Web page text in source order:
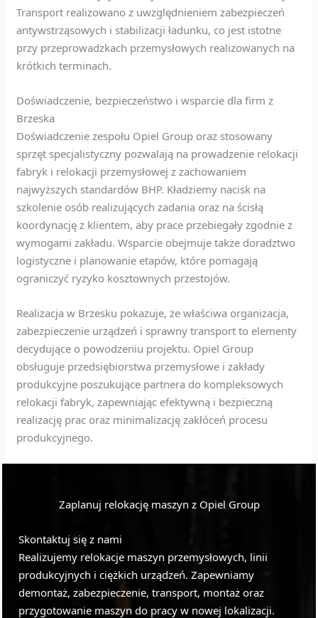
Transport realizowano z uwzględnieniem zabezpieczeń
antywstrząsowych i stabilizacji ładunku, co jest istotne
przy przeprowadzkach przemysłowych realizowanych na
krótkich terminach.
Doświadczenie, bezpieczeństwo i wsparcie dla firm z
Brzeska
Doświadczenie zespołu Opiel Group oraz stosowany
sprzęt specjalistyczny pozwalają na prowadzenie relokacji
fabryk i relokacji przemysłowej z zachowaniem
najwyższych standardów BHP. Kładziemy nacisk na
szkolenie osób realizujących zadania oraz na ścisłą
koordynację z klientem, aby prace przebiegały zgodnie z
wymogami zakładu. Wsparcie obejmuje także doradztwo
logistyczne i planowanie etapów, które pomagają
ograniczyć ryzyko kosztownych przestojów.
Realizacja w Brzesku pokazuje, że właściwa organizacja,
zabezpieczenie urządzeń i sprawny transport to elementy
decydujące o powodzeniu projektu. Opiel Group
obsługuje przedsiębiorstwa przemysłowe i zakłady
produkcyjne poszukujące partnera do kompleksowych
relokacji fabryk, zapewniając efektywną i bezpieczną
realizację prac oraz minimalizację zakłóceń procesu
produkcyjnego.
Zaplanuj relokację maszyn z Opiel Group
Skontaktuj się z nami
Realizujemy relokacje maszyn przemysłowych, linii
produkcyjnych i ciężkich urządzeń. Zapewniamy
demontaż, zabezpieczenie, transport, montaż oraz
przygotowanie maszyn do pracy w nowej lokalizacji.